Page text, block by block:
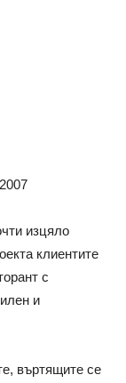
изцяло
клиентите
с
и
въртящите се